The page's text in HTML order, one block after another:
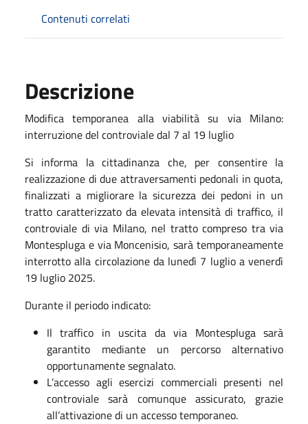
Contenuti correlati
Descrizione
Modifica temporanea alla viabilità su via Milano:
interruzione del controviale dal 7 al 19 luglio
Si informa la cittadinanza che, per consentire la
realizzazione di due attraversamenti pedonali in quota,
finalizzati a migliorare la sicurezza dei pedoni in un
tratto caratterizzato da elevata intensità di traffico, il
controviale di via Milano, nel tratto compreso tra via
Montespluga e via Moncenisio, sarà temporaneamente
interrotto alla circolazione da lunedì 7 luglio a venerdì
19 luglio 2025.
Durante il periodo indicato:
Il traffico in uscita da via Montespluga sarà
garantito mediante un percorso alternativo
opportunamente segnalato.
L’accesso agli esercizi commerciali presenti nel
controviale sarà comunque assicurato, grazie
all’attivazione di un accesso temporaneo.